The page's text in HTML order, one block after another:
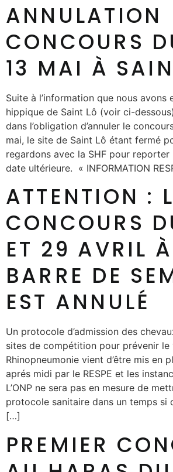
ANNULATION
CONCOURS
13 MAI À
Suite à l’information que nous avons
hippique de Saint Lô (voir ci-
dans l’obligation d’annuler le
mai, le site de Saint Lô étant fermé
regardons avec la SHF pour reporter
date ultérieure. « INFORMATION
ATTENTION :
CONCOURS
ET 29 AVRIL
BARRE DE
EST ANNULÉ
Un protocole d’admission des
sites de compétition pour prévenir le
Rhinopneumonie vient d’être mis en
aprés midi par le RESPE et les
L’ONP ne sera pas en mesure de
protocole sanitaire dans un temps si
[…]
PREMIER